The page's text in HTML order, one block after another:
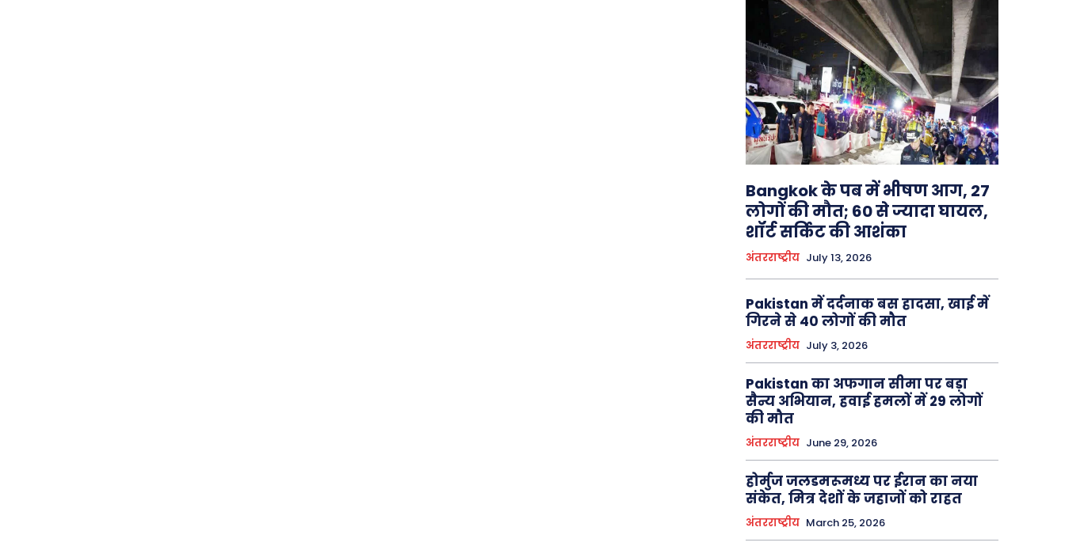
Bangkok के पब में भीषण आग, 27
लोगों की मौत; 60 से ज्यादा घायल,
शॉर्ट सर्किट की आशंका
अंतरराष्ट्रीय July 13, 2026
Pakistan में दर्दनाक बस हादसा, खाई में
गिरने से 40 लोगों की मौत
अंतरराष्ट्रीय July 3, 2026
Pakistan का अफगान सीमा पर बड़ा
सैन्य अभियान, हवाई हमलों में 29 लोगों
की मौत
अंतरराष्ट्रीय June 29, 2026
होर्मुज जलडमरूमध्य पर ईरान का नया
संकेत, मित्र देशों के जहाजों को राहत
अंतरराष्ट्रीय March 25, 2026